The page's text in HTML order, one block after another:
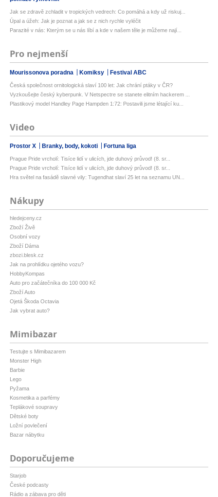
Jak se zdravě zchladit v tropických vedrech: Co pomáhá a kdy už riskuj...
Úpal a úžeh: Jak je poznat a jak se z nich rychle vyléčit
Parazité v nás: Kterým se u nás líbí a kde v našem těle je můžeme nají...
Pro nejmenší
Mourissonova poradna Komiksy Festival ABC
Česká společnost ornitologická slaví 100 let: Jak chrání ptáky v ČR?
Vyzkoušejte český kyberpunk. V Netspectre se stanete elitním hackerem ...
Plastikový model Handley Page Hampden 1:72: Postavili jsme létající ku...
Video
Prostor X Branky, body, kokoti Fortuna liga
Prague Pride vrcholí: Tisíce lidí v ulicích, jde duhový průvod! (8. sr...
Prague Pride vrcholí: Tisíce lidí v ulicích, jde duhový průvod! (8. sr...
Hra světel na fasádě slavné vily: Tugendhat slaví 25 let na seznamu UN...
Nákupy
hledejceny.cz
Zboží Živě
Osobní vozy
Zboží Dáma
zbozi.blesk.cz
Jak na prohlídku ojetého vozu?
HobbyKompas
Auto pro začátečníka do 100 000 Kč
Zboží Auto
Ojetá Škoda Octavia
Jak vybrat auto?
Mimibazar
Testujte s Mimibazarem
Monster High
Barbie
Lego
Pyžama
Kosmetika a parfémy
Teplákové soupravy
Dětské boty
Ložní povlečení
Bazar nábytku
Doporučujeme
Starjob
České podcasty
Rádio a zábava pro děti